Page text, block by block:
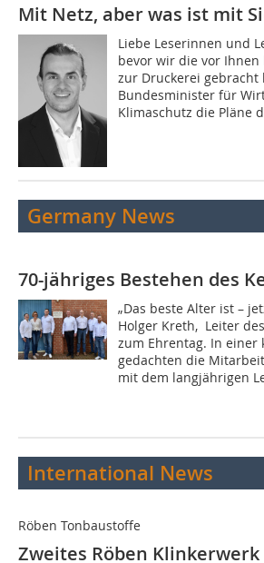
Mit Netz, aber was ist mit
Liebe Leserinnen und
bevor wir die vor Ihnen
zur Druckerei
Bundesminister für
Klimaschutz die Pläne
Germany News
70-jähriges Bestehen des
„Das beste Alter ist –
Holger Kreth, Leiter
zum Ehrentag. In einer
gedachten die
mit dem langjährigen
International News
Röben Tonbaustoffe
Zweites Röben Klinkerwerk